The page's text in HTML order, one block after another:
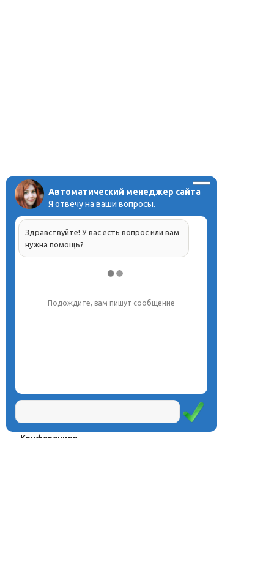
Проекты
Олимпиады
Конферeнции
Автоматический менеджер сайта
Я отвечу на ваши вопросы.
Здравствуйте! У вас есть вопрос или вам
нужна помощь?
Подождите, вам пишут сообщение